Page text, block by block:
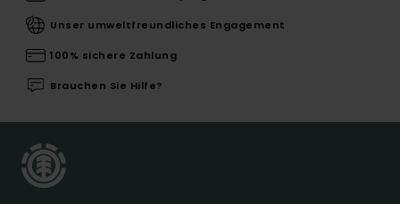
Unser umweltfreundliches Engagement
100% sichere Zahlung
Brauchen Sie Hilfe?